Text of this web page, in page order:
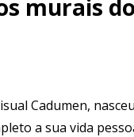
murais do
Cadumen,
a sua vida